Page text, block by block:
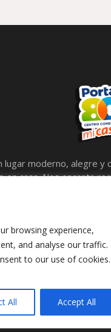
browsing experience,
and analyse our traffic.
to our use of cookies.
All Accept All
lugar moderno, alegre y
en casa. Nos encanta
lo mejor de
para
también disfruten.